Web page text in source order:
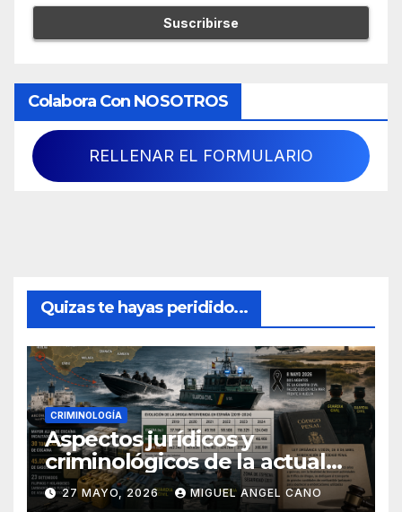
Colabora Con NOSOTROS
RELLENAR EL FORMULARIO
Quizas te hayas peridido...
CRIMINOLOGÍA
Aspectos jurídicos y
criminológicos de la actual
lucha contra el narcotráfico
en el sur de España
27 MAYO, 2026 MIGUEL ANGEL CANO